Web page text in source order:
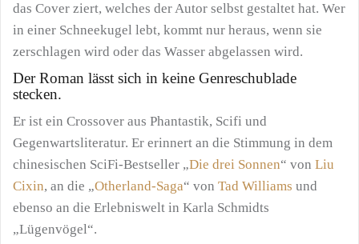
das Cover ziert, welches der Autor selbst gestaltet hat. Wer
in einer Schneekugel lebt, kommt nur heraus, wenn sie
zerschlagen wird oder das Wasser abgelassen wird.
Der Roman lässt sich in keine Genreschublade
stecken.
Er ist ein Crossover aus Phantastik, Scifi und
Gegenwartsliteratur. Er erinnert an die Stimmung in dem
chinesischen SciFi-Bestseller „Die drei Sonnen“ von Liu
Cixin, an die „Otherland-Saga“ von Tad Williams und
ebenso an die Erlebniswelt in Karla Schmidts
„Lügenvögel“.